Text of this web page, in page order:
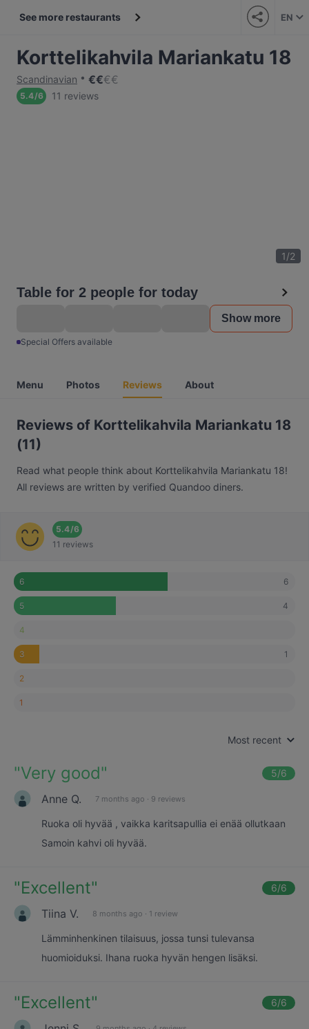
See more restaurants EN
Korttelikahvila Mariankatu 18
Scandinavian €€€€
5.4/6 11 reviews
1/2
Table for 2 people for today
Show more
Special Offers available
Menu Photos Reviews About
Reviews of Korttelikahvila Mariankatu 18
(11)
Read what people think about Korttelikahvila Mariankatu 18!
All reviews are written by verified Quandoo diners.
5.4/6
11 reviews
6 6
5 4
4
3 1
2
1
Most recent
"Very good" 5/6
Anne Q. 7 months ago · 9 reviews
Ruoka oli hyvää , vaikka karitsapullia ei enää ollutkaan
Samoin kahvi oli hyvää.
"Excellent" 6/6
Tiina V. 8 months ago · 1 review
Lämminhenkinen tilaisuus, jossa tunsi tulevansa
huomioiduksi. Ihana ruoka hyvän hengen lisäksi.
"Excellent" 6/6